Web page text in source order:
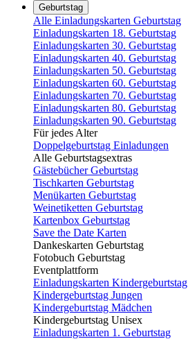
Geburtstag
Alle Einladungskarten Geburtstag
Einladungskarten 18. Geburtstag
Einladungskarten 30. Geburtstag
Einladungskarten 40. Geburtstag
Einladungskarten 50. Geburtstag
Einladungskarten 60. Geburtstag
Einladungskarten 70. Geburtstag
Einladungskarten 80. Geburtstag
Einladungskarten 90. Geburtstag
Für jedes Alter
Doppelgeburtstag Einladungen
Alle Geburtstagsextras
Gästebücher Geburtstag
Tischkarten Geburtstag
Menükarten Geburtstag
Weinetiketten Geburtstag
Kartenbox Geburtstag
Save the Date Karten
Dankeskarten Geburtstag
Fotobuch Geburtstag
Eventplattform
Einladungskarten Kindergeburtstag
Kindergeburtstag Jungen
Kindergeburtstag Mädchen
Kindergeburtstag Unisex
Einladungskarten 1. Geburtstag